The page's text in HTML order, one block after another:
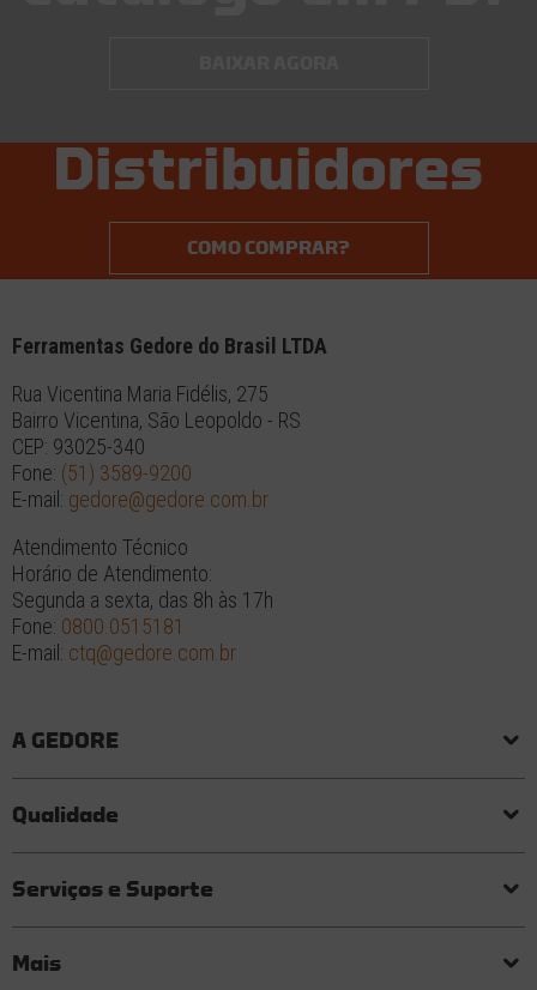
Distribuidores
COMO COMPRAR?
Ferramentas Gedore do Brasil LTDA
Rua Vicentina Maria Fidélis, 275
Bairro Vicentina, São Leopoldo - RS
CEP: 93025-340
Fone: (51) 3589-9200
E-mail: gedore@gedore.com.br
Atendimento Técnico
Horário de Atendimento:
Segunda a sexta, das 8h às 17h
Fone: 0800.0515181
E-mail: ctq@gedore.com.br
A GEDORE
Qualidade
Serviços e Suporte
Mais